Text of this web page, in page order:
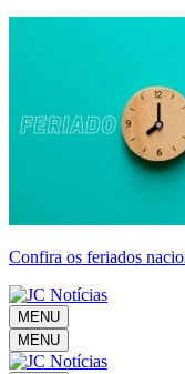
Confira os feriados
MENU
MENU